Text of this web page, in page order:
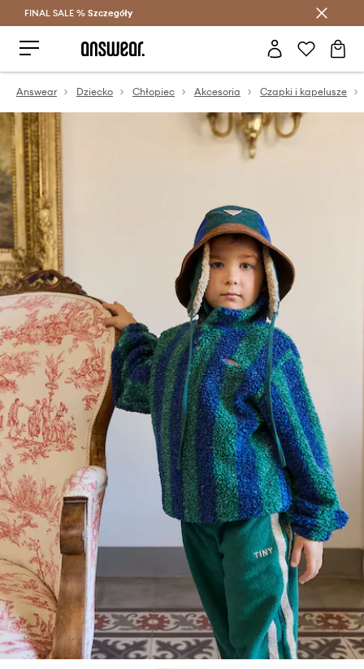
Oszczędzaj z Answear Club >
FINAL SALE % Szczegóły
Answear Dziecko Chłopiec Akcesoria Czapki i kapelusze